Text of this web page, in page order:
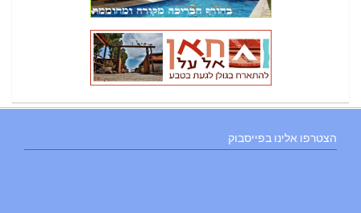
הצטרפו אלינו בפייסבוק